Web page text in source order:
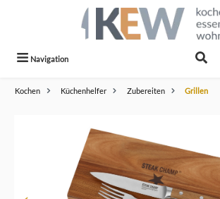
Navigation
Kochen Küchenhelfer Zubereiten Grillen
Bildergalerie überspringen